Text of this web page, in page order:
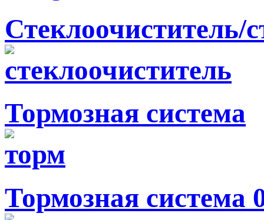
Стеклоочиститель/
Тормозная система
Тормозная система